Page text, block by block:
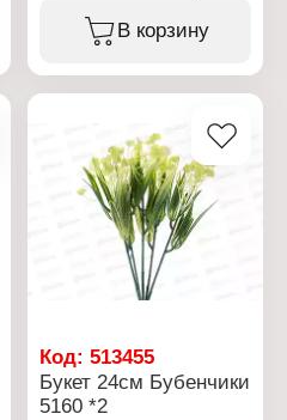
В корзину
Код:513455
Букет 24см Бубенчики
5160 *2